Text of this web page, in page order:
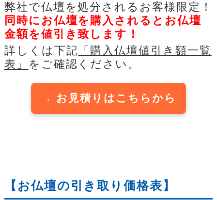
弊社で仏壇を処分されるお客様限定！
同時にお仏壇を購入されるとお仏壇
金額を値引き致します！
詳しくは下記 「購入仏壇値引き額一覧
表」 をご確認ください。
→ お見積りはこちらから
【お仏壇の引き取り価格表】